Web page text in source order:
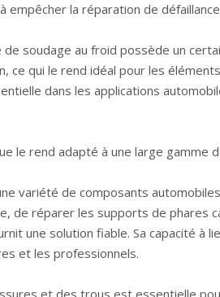
empêcher la réparation de
soudage au froid possède un
ce qui le rend idéal pour les
dans les applications
le rend adapté à une large gamme
variété de composants
de réparer les supports de phares
une solution fiable. Sa capacité à
et les professionnels.
et des trous est essentielle